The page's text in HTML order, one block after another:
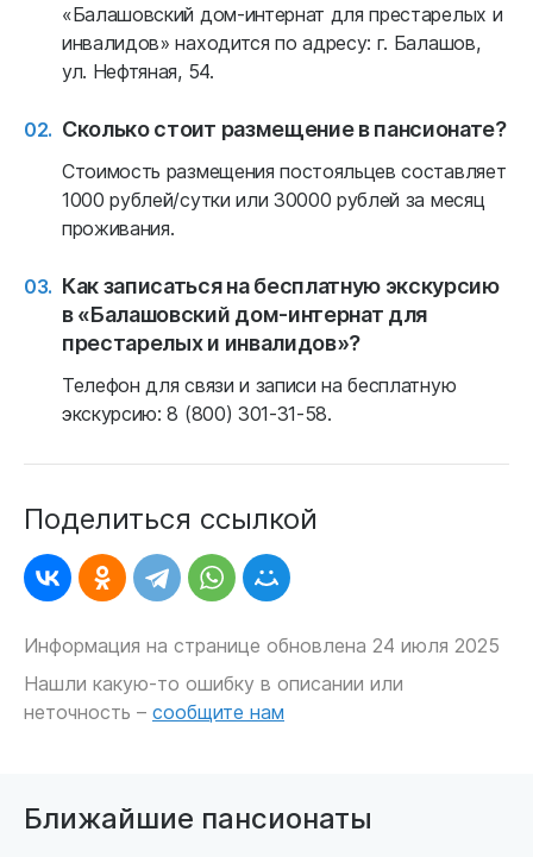
«Балашовский дом-интернат для престарелых и
инвалидов» находится по адресу: г. Балашов,
ул. Нефтяная, 54.
Сколько стоит размещение в пансионате?
Стоимость размещения постояльцев составляет
1000 рублей/сутки или 30000 рублей за месяц
проживания.
Как записаться на бесплатную экскурсию
в «Балашовский дом-интернат для
престарелых и инвалидов»?
Телефон для связи и записи на бесплатную
экскурсию: 8 (800) 301-31-58.
Поделиться ссылкой
Информация на странице обновлена 24 июля 2025
Нашли какую-то ошибку в описании или
неточность – сообщите нам
Ближайшие пансионаты